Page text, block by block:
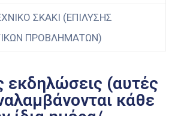
ΣΚΑΚΙ (ΕΠΙΛΥΣΗΣ
ΠΡΟΒΛΗΜΑΤΩΝ)
εκδηλώσεις (αυτές
κάθε